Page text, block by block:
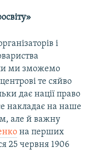
і
ми зможемо
те сяйво
дає нації право
накладає на наше
але й важну
на перших
25 червня 1906